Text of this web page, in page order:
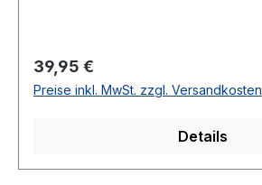
Regulärer Preis:
39,95 €
Preise inkl. MwSt. zzgl. Versandkosten
Details